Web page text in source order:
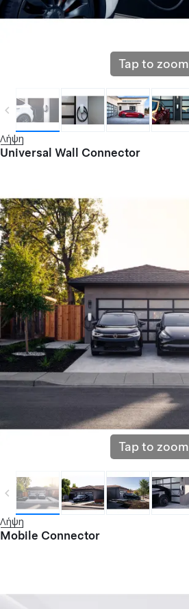
Tap to zoom
Λήψη
Universal Wall Connector
Tap to zoom
Λήψη
Mobile Connector